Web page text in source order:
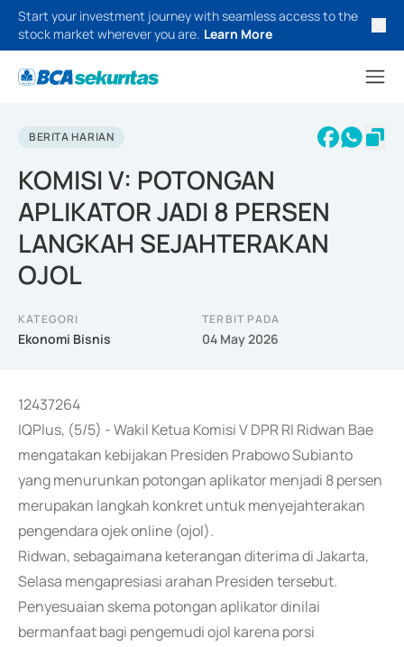
Start your investment journey with seamless access to the
stock market wherever you are. Learn More
BERITA HARIAN
KOMISI V: POTONGAN
APLIKATOR JADI 8 PERSEN
LANGKAH SEJAHTERAKAN
OJOL
KATEGORI
Ekonomi Bisnis
TERBIT PADA
04 May 2026
12437264
IQPlus, (5/5) - Wakil Ketua Komisi V DPR RI Ridwan Bae
mengatakan kebijakan Presiden Prabowo Subianto
yang menurunkan potongan aplikator menjadi 8 persen
merupakan langkah konkret untuk menyejahterakan
pengendara ojek online (ojol).
Ridwan, sebagaimana keterangan diterima di Jakarta,
Selasa mengapresiasi arahan Presiden tersebut.
Penyesuaian skema potongan aplikator dinilai
bermanfaat bagi pengemudi ojol karena porsi